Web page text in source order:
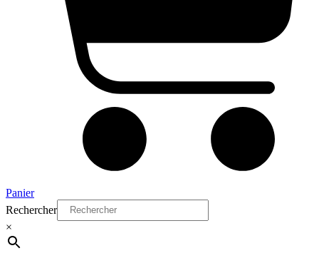
Panier
Rechercher
×